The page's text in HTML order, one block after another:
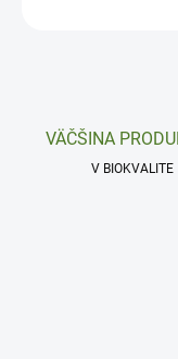
VÄČŠINA
V BIOKVALITE